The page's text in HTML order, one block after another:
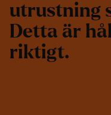
utrustning
Detta är hål
riktigt.